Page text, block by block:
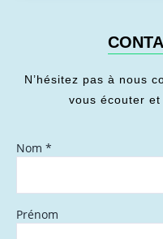
N’hésitez pas à nous
vous écouter
Nom *
Prénom